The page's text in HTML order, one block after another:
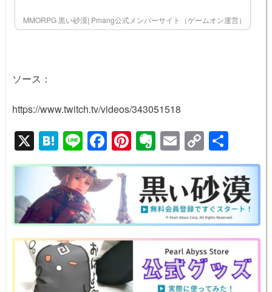
MMORPG 黒い砂漠| Pmang公式メンバーサイト（ゲームオン運営）
ソース：
https://www.twitch.tv/videos/343051518
X H
at
e
n
a
Li
n
e
F
a
c
b
o
o
k
Pi
nt
er
e
st
E
v
er
n
ot
e
E
m
ail
C
o
p
y
Li
n
k
有